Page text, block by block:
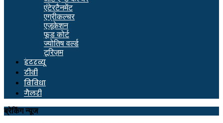
एंटेरटैनमेंट
एग्रीकल्चर
एजूकेशन
फूड कोर्ट
ज्योतिष वर्ल्ड
टूरिज़म
इंटरव्यू
टीवी
विविधा
गैलरी
ब्रेकिंग न्यूज